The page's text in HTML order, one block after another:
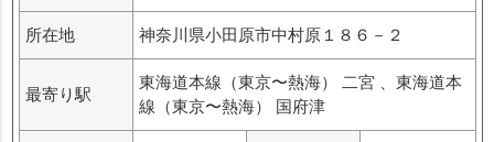
所在地 神奈川県小田原市中村原１８６－２
最寄り駅
東海道本線（東京〜熱海） 二宮 、東海道本
線（東京〜熱海） 国府津